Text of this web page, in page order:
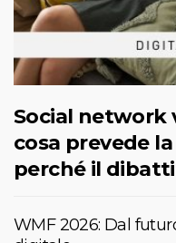
Social network
cosa prevede
perché il
WMF 2026: Dal